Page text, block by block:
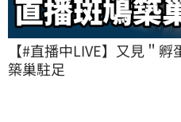
【#直播中LIVE】又見＂
築巢駐足